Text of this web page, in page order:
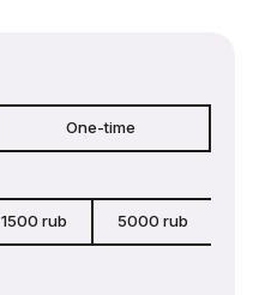
One-time
1500 rub 5000 rub